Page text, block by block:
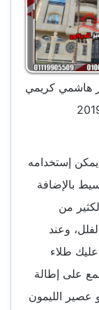
هاشمي كريمي
إستخدامه
بالإضافة
من
وعند
طلاء
على إطالة
عصير الليمون